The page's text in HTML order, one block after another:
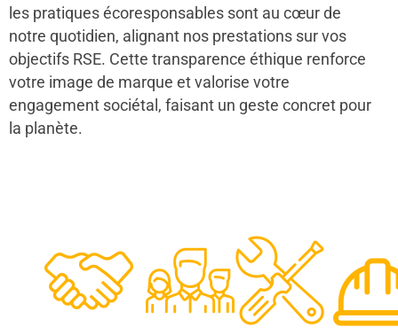
les pratiques écoresponsables sont au cœur de
notre quotidien, alignant nos prestations sur vos
objectifs RSE. Cette transparence éthique renforce
votre image de marque et valorise votre
engagement sociétal, faisant un geste concret pour
la planète.
48
0
50
Experts